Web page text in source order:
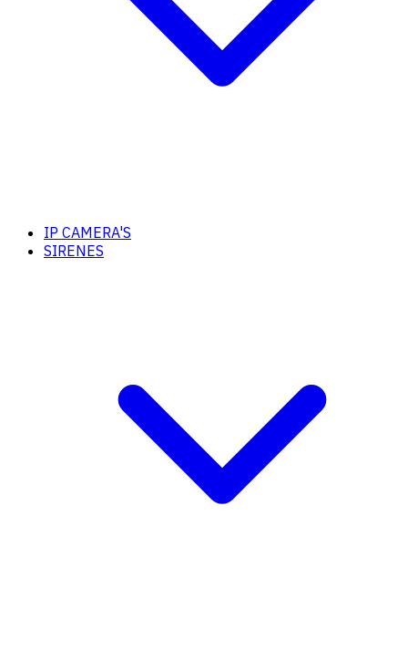
IP CAMERA'S
SIRENES